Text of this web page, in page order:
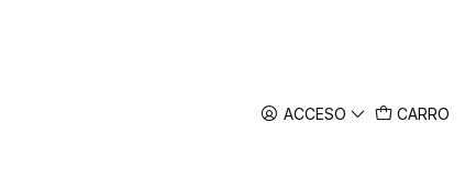
ACCESO CARRO